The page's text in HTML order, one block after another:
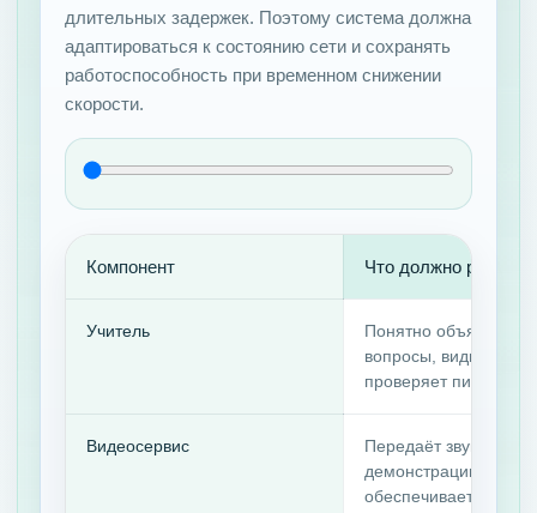
длительных задержек. Поэтому система должна
адаптироваться к состоянию сети и сохранять
работоспособность при временном снижении
скорости.
Компонент Что должно
Учитель
Понятно объясняет,
вопросы, видит
проверяет
Видеосервис
Передаёт звук,
демонстрацию
обеспечивает